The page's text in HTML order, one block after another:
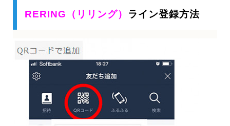
RERING（リリング） ライン登録方法